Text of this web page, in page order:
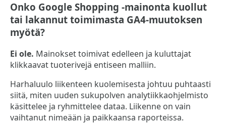
Onko Google Shopping -mainonta kuollut
tai lakannut toimimasta GA4-muutoksen
myötä?
Ei ole. Mainokset toimivat edelleen ja kuluttajat
klikkaavat tuoterivejä entiseen malliin.
Harhaluulo liikenteen kuolemisesta johtuu puhtaasti
siitä, miten uuden sukupolven analytiikkaohjelmisto
käsittelee ja ryhmittelee dataa. Liikenne on vain
vaihtanut nimeään ja paikkaansa raporteissa.